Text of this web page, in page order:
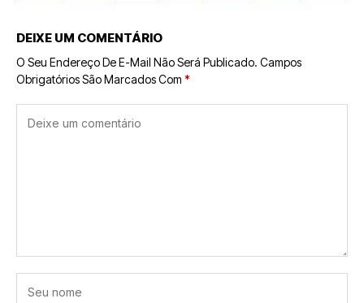
DEIXE UM COMENTÁRIO
O Seu Endereço De E-Mail Não Será Publicado. Campos
Obrigatórios São Marcados Com *